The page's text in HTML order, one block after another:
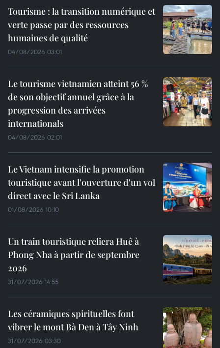
Tourisme : la transition numérique et
verte passe par des ressources
humaines de qualité
04/08/2026 03:01
Le tourisme vietnamien atteint 56 %
de son objectif annuel grâce à la
progression des arrivées
internationals
04/08/2026 02:01
Le Vietnam intensifie la promotion
touristique avant l'ouverture d'un vol
direct avec le Sri Lanka
01/08/2026 10:10
Un train touristique reliera Huê à
Phong Nha à partir de septembre
2026
31/07/2026 14:55
Les céramiques spirituelles font
vibrer le mont Bà Den à Tây Ninh
31/07/2026 03:30